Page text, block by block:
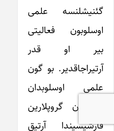
گئنیشلنسه علمی
اوسلوبون فعالیتی
بیر او قدر
آرتیراجاقدیر. بو گون
علمی اوسلوبدان
یارارلآنان گروپلارین
قارشیسیندا آرتیق